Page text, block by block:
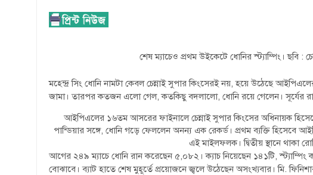
শেষ ম্যাচেও প্রথম উইকেটে ধোনির স্ট্যাম্পিং। ছবি
মহেন্দ্র সিং ধোনি নামটা কেবল চেন্নাই সুপার কিংসেরই নয়, হয়ে উঠেছে
জামা। তারপর কতজন এলো গেল, কতকিছু বদলালো, ধোনি রয়ে গেলেন। সূর্যের
আইপিএলের ১৬তম আসরের ফাইনালে চেন্নাই সুপার কিংসের অধিনায়ক
পান্ডিয়ার সঙ্গে, ধোনি গড়ে ফেললেন অনন্য এক রেকর্ড। প্রথম ব্যক্তি
এই মাইলফলক। দ্বিতীয় স্থানে থাকা
আগের ২৪৯ ম্যাচে ধোনি রান করেছেন ৫,০৮২। ক্যাচ নিয়েছেন ১৪১টি, স্ট্যাম্পিং
বোঝাবে। ব্যাট হাতে শেষ মুহূর্তে প্রয়োজনে জ্বলে উঠেছেন অসংখ্যবার। মি.